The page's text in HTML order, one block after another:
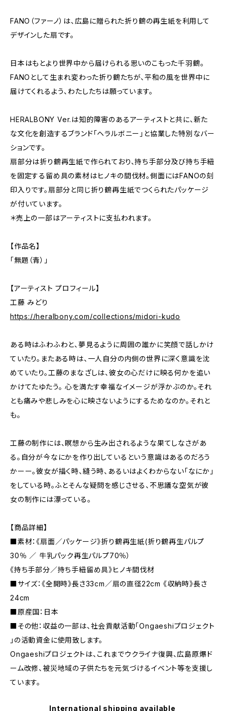
FANO（ファーノ）は、広島に贈られた折り鶴の再生紙を利用して
デザインした扇です。
日本はもとより世界中から届けられる思いのこもった千羽鶴。
FANOとして生まれ変わった折り鶴たちが、平和の風を世界中に
届けてくれるよう、わたしたちは願っています。
HERALBONY Ver.は知的障害のあるアーティストと共に、新た
な文化を創造するブランド「ヘラルボニー」と協業した特別なバー
ションです。
扇部分は折り鶴再生紙で作られており、持ち手部分及び持ち手紐
を固定する留め具の素材はヒノキの間伐材。側面にはFANOの刻
印入りです。扇部分と同じ折り鶴再生紙でつくられたパッケージ
が付いています。
＊売上の一部はアーティストに支払われます。
【作品名】
「無題（青）」
【アーティスト プロフィール】
工藤 みどり
https://heralbony.com/collections/midori-kudo
ある時はふわふわと、夢見るように周囲の誰かに笑顔で話しかけ
ていたり。またある時は、一人自分の内側の世界に深く意識を沈
めていたり。工藤のまなざしは、彼女の心だけに映る何かを追い
かけてたゆたう。 心を満たす幸福なイメージが浮かぶのか。それ
とも痛みや悲しみを心に映さないようにするためなのか。それと
も。
工藤の制作には、瞑想から生み出されるような果てしなさがあ
る。自分が今なにかを作り出しているという意識はあるのだろう
かーー。彼女が描く時、縫う時、あるいはよくわからない「なにか」
をしている時。ふとそんな疑問を感じさせる、不思議な空気が彼
女の制作には漂っている。
【商品詳細】
■素材：《扇面／パッケージ》折り鶴再生紙(折り鶴再生パルプ
30％ ／ 牛乳パック再生パルプ70％）
《持ち手部分／持ち手紐留め具》ヒノキ間伐材
■サイズ：《全開時》長さ33cm／扇の直径22cm 《収納時》長さ
24cm
■原産国：日本
■その他：収益の一部は、社会貢献活動「Ongaeshiプロジェクト
」の活動資金に使用致します。
Ongaeshiプロジェクトは、これまでウクライナ復興、広島原爆ド
ーム改修、被災地域の子供たちを元気づけるイベント等を支援し
ています。
International shipping available